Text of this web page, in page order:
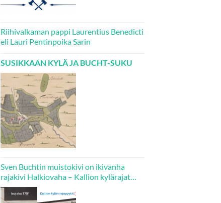
Riihivalkaman pappi Laurentius Benedicti
eli Lauri Pentinpoika Sarin
SUSIKKAAN KYLÄ JA BUCHT-SUKU
Sven Buchtin muistokivi on ikivanha
rajakivi Halkiovaha – Kallion kylärajat
tarkistettiin isojaossa 1780-luvulla